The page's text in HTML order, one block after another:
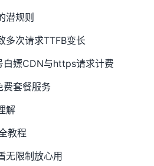
潜规则
多次请求TTFB变长
白嫖CDN与https请求计费
费套餐服务
解
教程
无限制放心用